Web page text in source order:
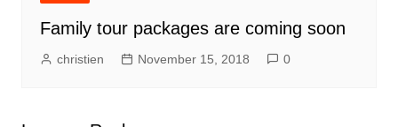
Family tour packages are coming soon
christien November 15, 2018 0